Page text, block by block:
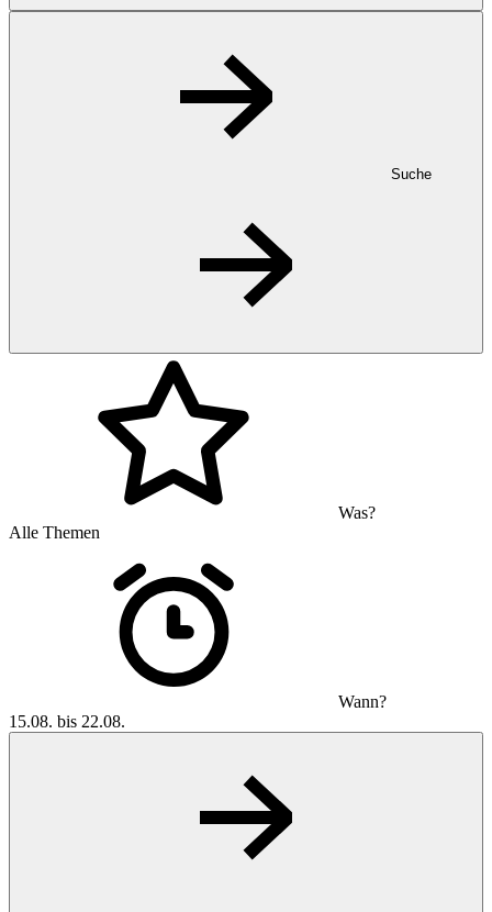
Suche
Was?
Alle Themen
Wann?
15.08. bis 22.08.